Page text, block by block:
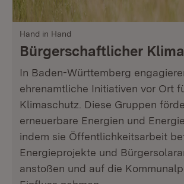
Hand in Hand
Bürgerschaftlicher
In Baden-Württemberg
ehrenamtliche Initiativen vor Ort
Klimaschutz. Diese Gruppen
erneuerbare Energien und
indem sie Öffentlichkeitsarbeit
Energieprojekte und
anstoßen und auf die